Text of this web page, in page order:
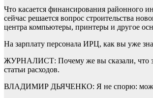
Что касается финансирования районного
сейчас решается вопрос строительства
центра компьютеры, принтеры и другое
На зарплату персонала ИРЦ, как вы уже
ЖУРНАЛИСТ: Почему же вы сказали, что
статьи расходов.
ВЛАДИМИР ДЬЯЧЕНКО: Я не спорю: может